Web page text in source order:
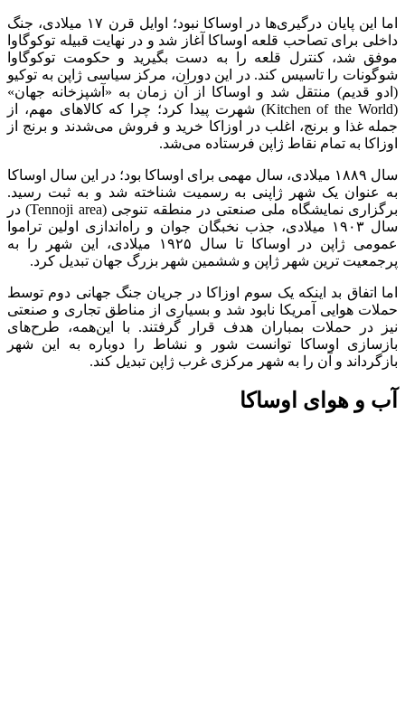
اما این پایان درگیری‌ها در اوساکا نبود؛ اوایل قرن ۱۷ میلادی، جنگ
داخلی برای تصاحب قلعه اوساکا آغاز شد و در نهایت قبیله توکوگاوا
موفق شد، کنترل قلعه را به دست بگیرید و حکومت توکوگاوا
شوگونات را تاسیس کند. در این دوران، مرکز سیاسی ژاپن به توکیو
(ادو قدیم) منتقل شد و اوساکا از آن زمان به «آشپزخانه جهان»
(Kitchen of the World) شهرت پیدا کرد؛ چرا که کالاهای مهم، از
جمله غذا و برنج، اغلب در اوزاکا خرید و فروش می‌شدند و برنج از
اوزاکا به تمام نقاط ژاپن فرستاده می‌شد.
سال ۱۸۸۹ میلادی، سال مهمی برای اوساکا بود؛ در این سال اوساکا
به عنوان یک شهر ژاپنی به رسمیت شناخته شد و به ثبت رسید.
برگزاری نمایشگاه ملی صنعتی در منطقه تنوجی (Tennoji area) در
سال ۱۹۰۳ میلادی، جذب نخبگان جوان و راه‌اندازی اولین تراموا
عمومی ژاپن در اوساکا تا سال ۱۹۲۵ میلادی، این شهر را به
پرجمعیت ترین شهر ژاپن و ششمین شهر بزرگ جهان تبدیل کرد.
اما اتفاق بد اینکه یک سوم اوزاکا در جریان جنگ جهانی دوم توسط
حملات هوایی آمریکا نابود شد و بسیاری از‌ مناطق تجاری و صنعتی
نیز در حملات بمباران هدف قرار گرفتند. با این‌همه، طرح‌های
بازسازی اوساکا توانست شور و نشاط را دوباره به این شهر
بازگرداند و آن را به شهر مرکزی غرب ژاپن تبدیل کند.
آب و هوای اوساکا